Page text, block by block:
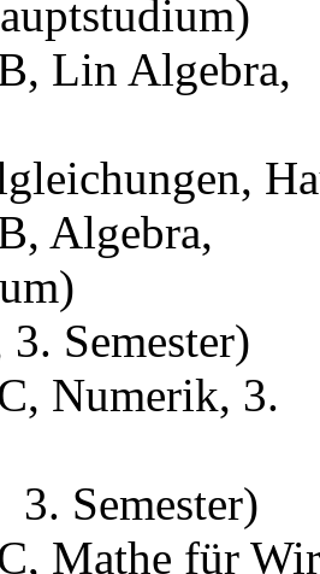
Lin Algebra,
Algebra,
Semester)
Numerik, 3.
Semester)
Mathe für